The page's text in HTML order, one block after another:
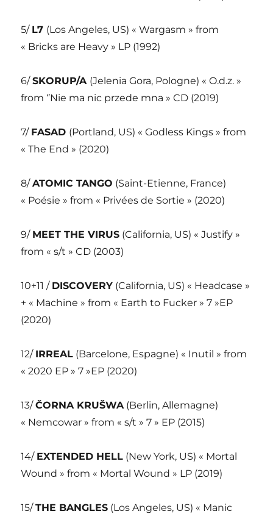
5/ L7 (Los Angeles, US) « Wargasm » from
« Bricks are Heavy » LP (1992)
6/SKORUP/A (Jelenia Gora, Pologne) « O.d.z. »
from ‘’Nie ma nic przede mna » CD (2019)
7/ FASAD (Portland, US) « Godless Kings » from
« The End » (2020)
8/ATOMIC TANGO (Saint-Etienne, France)
« Poésie » from « Privées de Sortie » (2020)
9/ MEET THE VIRUS (California, US) « Justify »
from « s/t » CD (2003)
10+11 / DISCOVERY (California, US) « Headcase »
+ « Machine » from « Earth to Fucker » 7 »EP
(2020)
12/ IRREAL (Barcelone, Espagne) « Inutil » from
« 2020 EP » 7 »EP (2020)
13/ČORNA KRUŠWA(Berlin, Allemagne)
« Nemcowar » from « s/t » 7 » EP (2015)
14/ EXTENDED HELL (New York, US) « Mortal
Wound » from « Mortal Wound » LP (2019)
15/THE BANGLES (Los Angeles, US) « Manic